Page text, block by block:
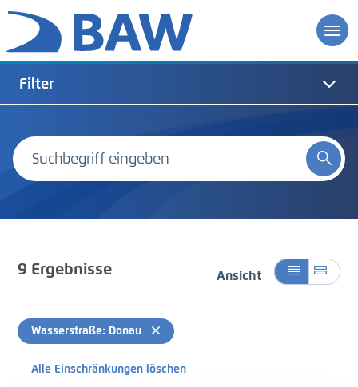
Filter
9 Ergebnisse Ansicht
Wasserstraße: Donau
Alle Einschränkungen löschen